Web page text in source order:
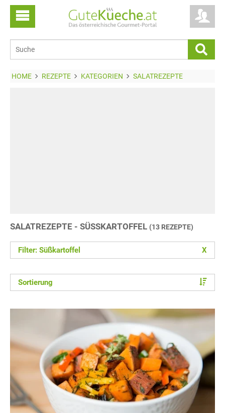
HOME REZEPTE KATEGORIEN SALATREZEPTE
SALATREZEPTE - SÜSSKARTOFFEL (13 REZEPTE)
Filter: Süßkartoffel X
Sortierung